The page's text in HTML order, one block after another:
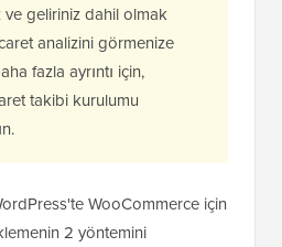
ve geliriniz dahil olmak
analizini görmenize
fazla ayrıntı için,
takibi kurulumu
WooCommerce için
2 yöntemini